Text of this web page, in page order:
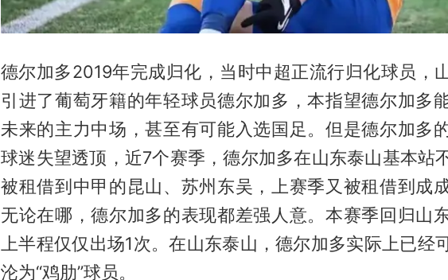
德尔加多2019年完成归化，当时中超正流行归化球员，
引进了葡萄牙籍的年轻球员德尔加多，本指望德尔加多
未来的主力中场，甚至有可能入选国足。但是德尔加多
球迷失望透顶，近7个赛季，德尔加多在山东泰山基本站
被租借到中甲的昆山、苏州东吴，上赛季又被租借到成
无论在哪，德尔加多的表现都差强人意。本赛季回归山
上半程仅仅出场1次。在山东泰山，德尔加多实际上已经
沦为“鸡肋”球员。